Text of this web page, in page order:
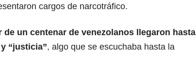
cargos de narcotráfico.
de un centenar de venezolanos llegaron hasta
“justicia”, algo que se escuchaba hasta la